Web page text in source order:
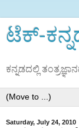
ಟೆಕ್‌-
ಕನ್ನಡದಲ್ಲಿ
Saturday, July 24, 2010